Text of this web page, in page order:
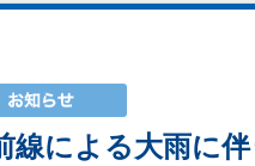
線による大雨に